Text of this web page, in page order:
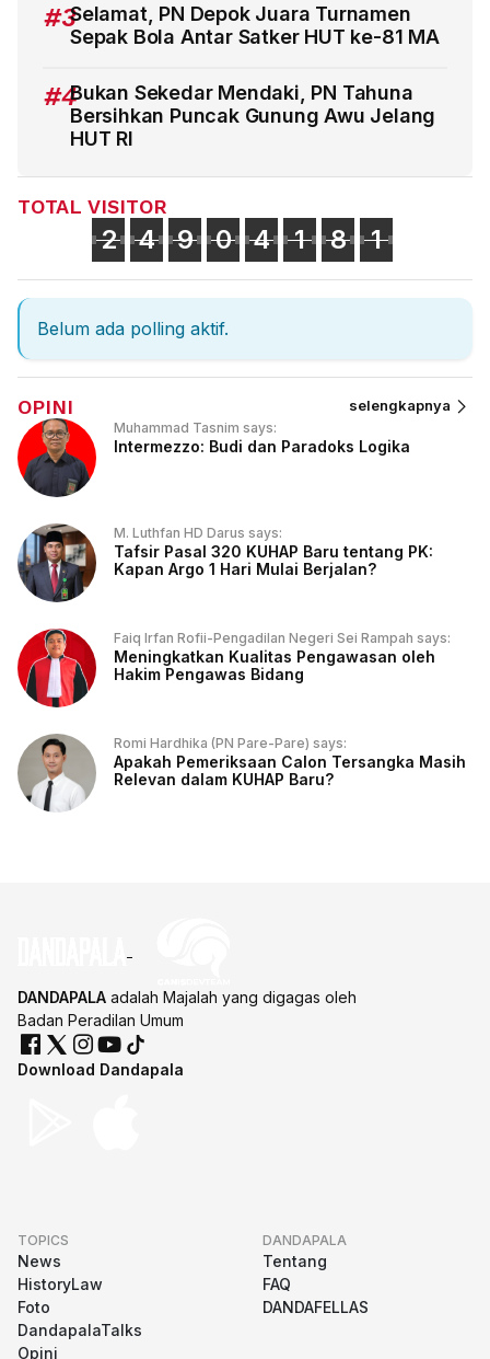
#3Selamat, PN Depok Juara Turnamen
Sepak Bola Antar Satker HUT ke-81 MA
#4Bukan Sekedar Mendaki, PN Tahuna
Bersihkan Puncak Gunung Awu Jelang
HUT RI
TOTAL VISITOR
2 4 9 0 4 1 8 1
Belum ada polling aktif.
OPINI selengkapnya
Muhammad Tasnim says:
Intermezzo: Budi dan Paradoks Logika
M. Luthfan HD Darus says:
Tafsir Pasal 320 KUHAP Baru tentang PK:
Kapan Argo 1 Hari Mulai Berjalan?
Faiq Irfan Rofii-Pengadilan Negeri Sei Rampah says:
Meningkatkan Kualitas Pengawasan oleh
Hakim Pengawas Bidang
Romi Hardhika (PN Pare-Pare) says:
Apakah Pemeriksaan Calon Tersangka Masih
Relevan dalam KUHAP Baru?
DANDAPALA adalah Majalah yang digagas oleh
Badan Peradilan Umum
Download Dandapala
TOPICS
News
HistoryLaw
Foto
DandapalaTalks
Opini
DANDAPALA
Tentang
FAQ
DANDAFELLAS